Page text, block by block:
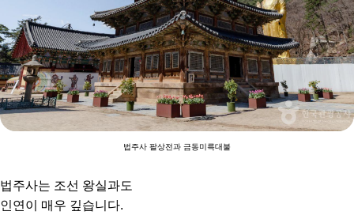
법주사 팔상전과 금동미륵대불
법주사는 조선 왕실과도
인연이 매우 깊습니다.